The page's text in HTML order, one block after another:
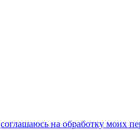
соглашаюсь на обработку моих